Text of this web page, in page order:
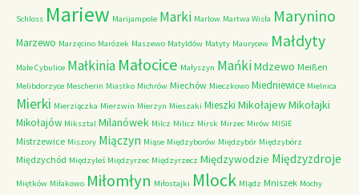
Schloss Mariew Marijampole Marki Marlow Martwa Wisła Marynino
Marzewo Marzęcino Marózek Maszewo Matyldów Matyty Maurycew Małdyty
Małe Cybulice Małkinia Małocice Małyszyn MańkiMdzewo Meißen
Melibdorzyce Mescherin Miastko Michrów Miechów Mieczkowo Miedniewice Mielnica
Mierki Mierziączka Mierzwin Mierzyn Mieszaki Mieszki MikołajewMikołajki
Mikołajów Miksztal Milanówek Milcz Milicz Mirsk Mirzec Mirów MISIE
Mistrzewice Miszory Miączyn Miąse Międzyborów Międzybór Międzybórz
Międzychód Międzyleś Międzyrzec Międzyrzecz Międzywodzie Międzyzdroje
Miętków Miłakowo Miłomłyn Miłostajki Mlock Mlądz Mniszek Mochy